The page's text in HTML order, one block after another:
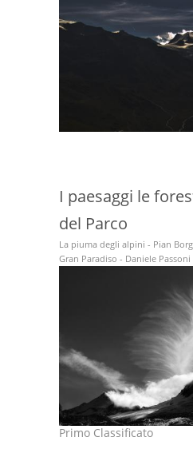
I paesaggi le
del Parco
La piuma degli alpini - Pian
Gran Paradiso - Daniele Passoni
Primo Classificato